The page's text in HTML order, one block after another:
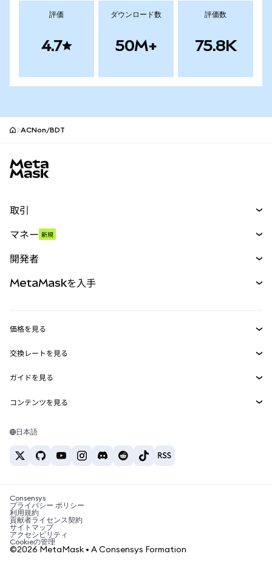
評価
4.7
ダウンロード数
50M+
評価数
75.8K
ACNon/BDT
取引
パーペチュアル
RWA
マネー 新規
開発者
MetaMask Connect
Snaps
Web3サービス
MetaMaskを入手
セキュリティ
サポート
キャリア
お問い合わせ
価格を見る
イーサリアムの価格
Solanaの価格
Tetherの価格
交換レートを見る
ETH→USD
USDT→INR
BTC→INR
ETH→USDT
ガイドを見る
ETHの購入
USDTの購入
SHIBの購入
BNBの購入
コンテンツを見る
Solanaウォレット
税制関連ニュース
暗号資産の購入方法は？
ビットコインを売るには？
日本語
Consensys
プライバシー ポリシー
利用規約
貢献者ライセンス契約
サイトマップ
アクセシビリティ
Cookieの管理
©2026 MetaMask • A Consensys Formation